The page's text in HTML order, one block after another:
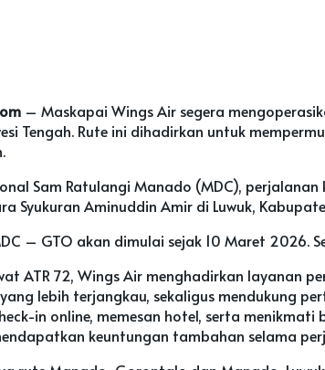
– Maskapai Wings Air segera
Tengah. Rute ini dihadirkan untuk
Sam Ratulangi Manado (MDC),
Syukuran Aminuddin Amir di Luwuk,
– GTO akan dimulai sejak 10 Maret 2026.
ATR 72, Wings Air menghadirkan layanan
lebih terjangkau, sekaligus mendukung
in online, memesan hotel, serta
keuntungan tambahan selama